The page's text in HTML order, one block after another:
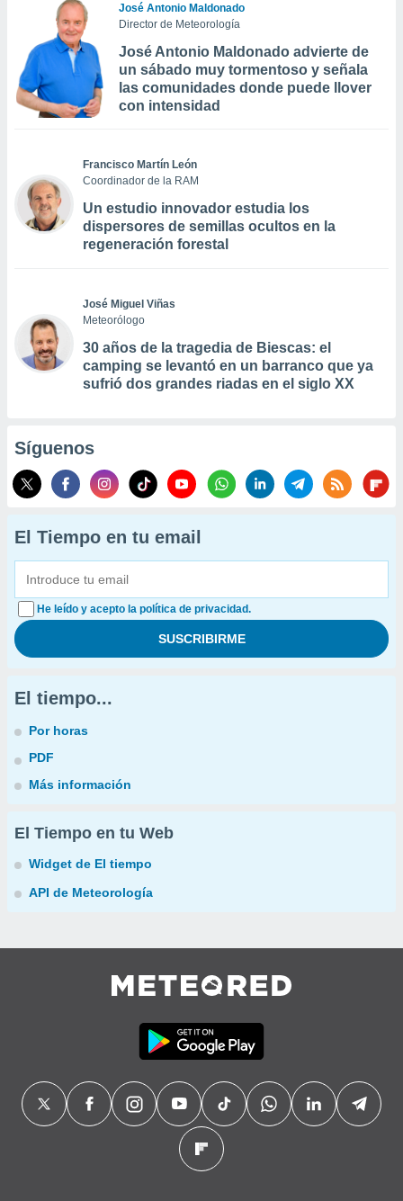
José Antonio Maldonado
Director de Meteorología
José Antonio Maldonado advierte de
un sábado muy tormentoso y señala
las comunidades donde puede llover
con intensidad
Francisco Martín León
Coordinador de la RAM
Un estudio innovador estudia los
dispersores de semillas ocultos en la
regeneración forestal
José Miguel Viñas
Meteorólogo
30 años de la tragedia de Biescas: el
camping se levantó en un barranco que ya
sufrió dos grandes riadas en el siglo XX
Síguenos
El Tiempo en tu email
He leído y acepto la política de privacidad.
El tiempo...
Por horas
PDF
Más información
El Tiempo en tu Web
Widget de El tiempo
API de Meteorología